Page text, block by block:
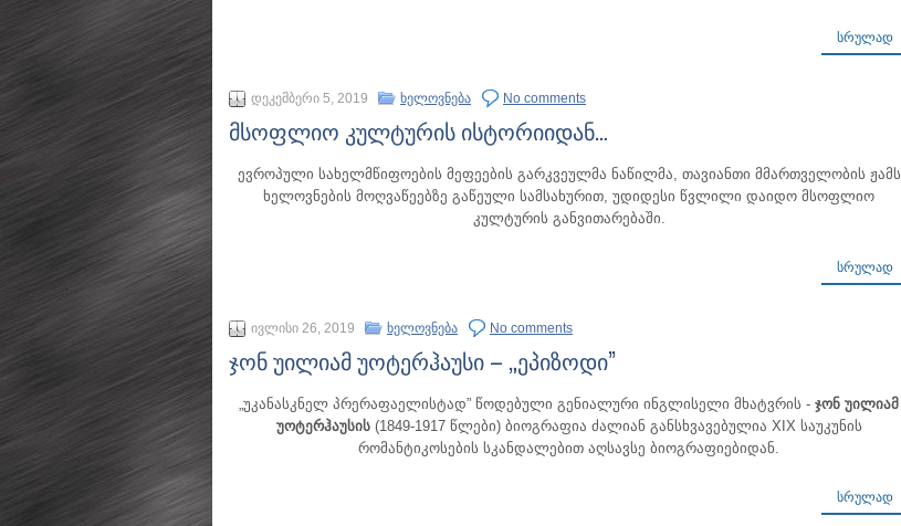
ᲡᲠᲣᲚᲐᲓ
დეკემბერი 5, 2019 ხელოვნება No comments
მსოფლიო კულტურის ისტორიიდან…
ევროპული სახელმწიფოების მეფეების გარკვეულმა ნაწილმა, თავიანთი მმართველობის ჟამს
ხელოვნების მოღვაწეებზე გაწეული სამსახურით, უდიდესი წვლილი დაიდო მსოფლიო
კულტურის განვითარებაში.
ᲡᲠᲣᲚᲐᲓ
ივლისი 26, 2019 ხელოვნება No comments
ჯონ უილიამ უოტერჰაუსი – „ეპიზოდი”
„უკანასკნელ პრერაფაელისტად” წოდებული გენიალური ინგლისელი მხატვრის - ჯონ უილიამ
უოტერჰაუსის(1849-1917 წლები) ბიოგრაფია ძალიან განსხვავებულია XIX საუკუნის
რომანტიკოსების სკანდალებით აღსავსე ბიოგრაფიებიდან.
ᲡᲠᲣᲚᲐᲓ